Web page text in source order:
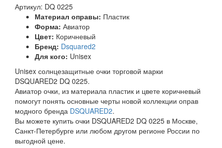
Артикул: DQ 0225
Материал оправы: Пластик
Форма: Авиатор
Цвет: Коричневый
Бренд: Dsquared2
Для кого: Unisex
Unisex солнцезащитные очки торговой марки
DSQUARED2 DQ 0225.
Авиатор очки, из материала пластик и цвете коричневый
помогут понять основные черты новой коллекции оправ
модного бренда DSQUARED2.
Вы можете купить очки DSQUARED2 DQ 0225 в Москве,
Санкт-Петербурге или любом другом регионе России по
выгодной цене.